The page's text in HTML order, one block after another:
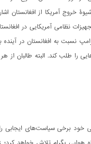
خروج آمریکا از افغانستان
نظامی آمریکایی در
نسبت به افغانستان در
را طلب کند. البته طالبان
خود برخی سیاست­‌های